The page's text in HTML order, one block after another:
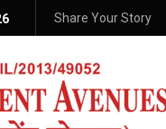
Share Your Story